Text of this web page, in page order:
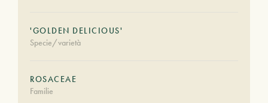
'GOLDEN DELICIOUS'
Specie/varietà
ROSACEAE
Familie